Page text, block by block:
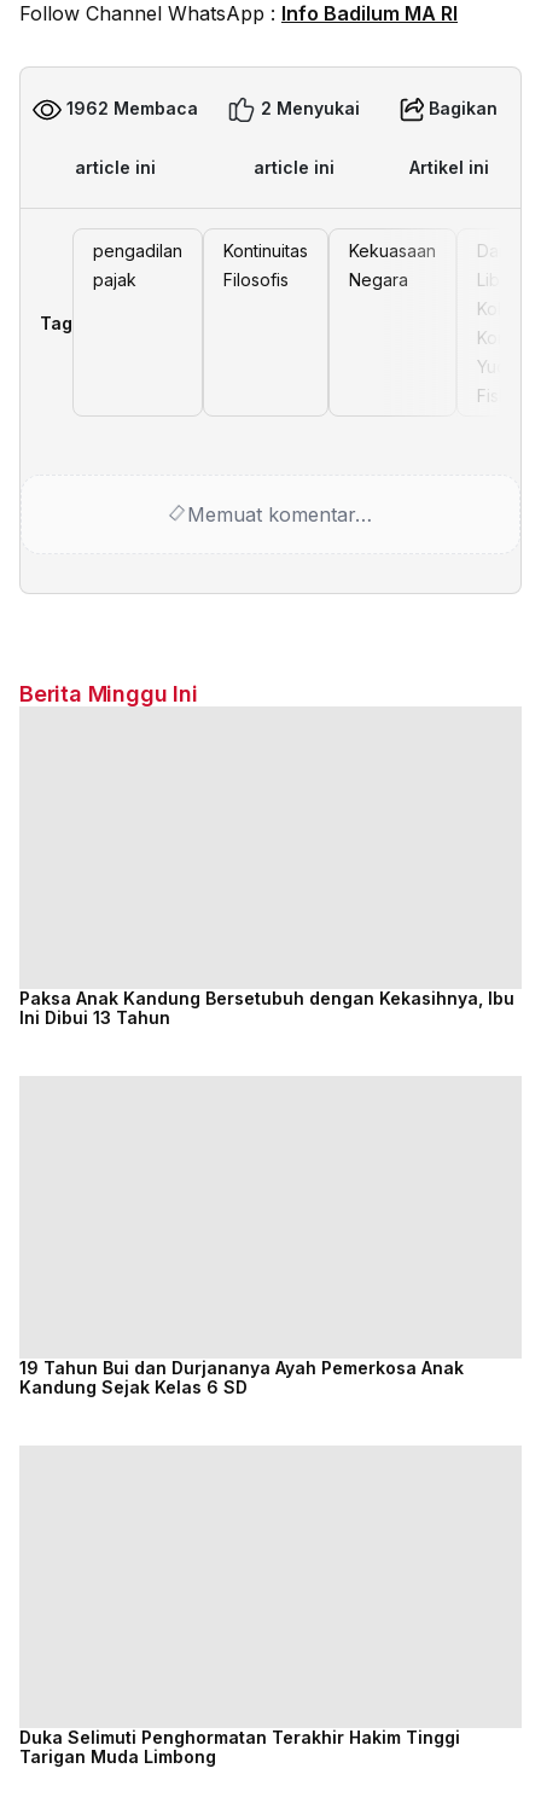
Follow Channel WhatsApp : Info Badilum MA RI
1962 Membaca
article ini
2 Menyukai
article ini
Bagikan
Artikel ini
Tag
pengadilan
pajak
Kontinuitas
Filosofis
Kekuasaan
Negara
Dari
Kontrol
Yudisial
Fiskal
Memuat komentar…
Berita Minggu Ini
Paksa Anak Kandung Bersetubuh dengan Kekasihnya, Ibu
Ini Dibui 13 Tahun
19 Tahun Bui dan Durjananya Ayah Pemerkosa Anak
Kandung Sejak Kelas 6 SD
Duka Selimuti Penghormatan Terakhir Hakim Tinggi
Tarigan Muda Limbong